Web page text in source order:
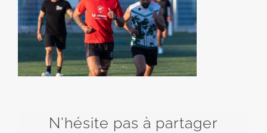
N'hésite pas à partager